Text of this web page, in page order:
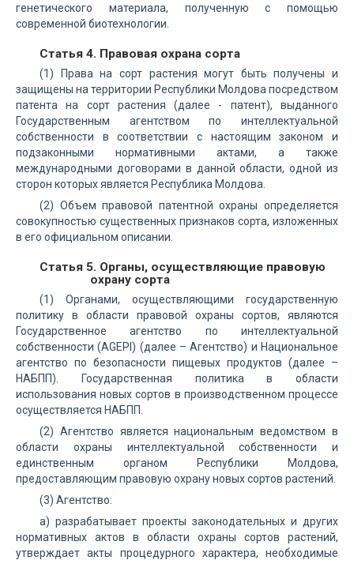
генетического материала, полученную с помощью
современной биотехнологии.
Статья 4. Правовая охрана сорта
(1) Права на сорт растения могут быть получены и
защищены на территории Республики Молдова посредством
патента на сорт растения (далее - патент), выданного
Государственным агентством по интеллектуальной
собственности в соответствии с настоящим законом и
подзаконными нормативными актами, а также
международными договорами в данной области, одной из
сторон которых является Республика Молдова.
(2) Объем правовой патентной охраны определяется
совокупностью существенных признаков сорта, изложенных
в его официальном описании.
Статья 5. Органы, осуществляющие правовую
охрану сорта
(1) Органами, осуществляющими государственную
политику в области правовой охраны сортов, являются
Государственное агентство по интеллектуальной
собственности (AGEPI) (далее – Агентство) и Национальное
агентство по безопасности пищевых продуктов (далее –
НАБПП). Государственная политика в области
использования новых сортов в производственном процессе
осуществляется НАБПП.
(2) Агентство является национальным ведомством в
области охраны интеллектуальной собственности и
единственным органом Республики Молдова,
предоставляющим правовую охрану новых сортов растений.
(3) Агентство:
a) разрабатывает проекты законодательных и других
нормативных актов в области охраны сортов растений,
утверждает акты процедурного характера, необходимые